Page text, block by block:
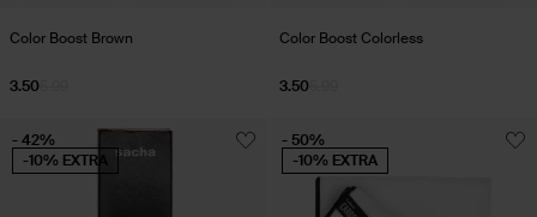
Color Boost Brown
3.50
Color Boost Colorless
3.50
- 42%
-10% EXTRA
- 50%
-10% EXTRA